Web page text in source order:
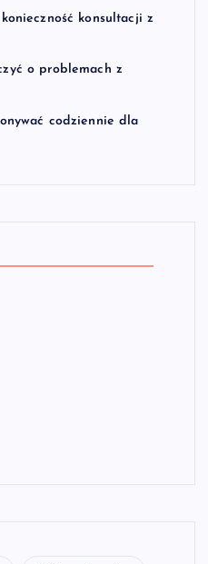
konsultacji z
o problemach z
codziennie dla